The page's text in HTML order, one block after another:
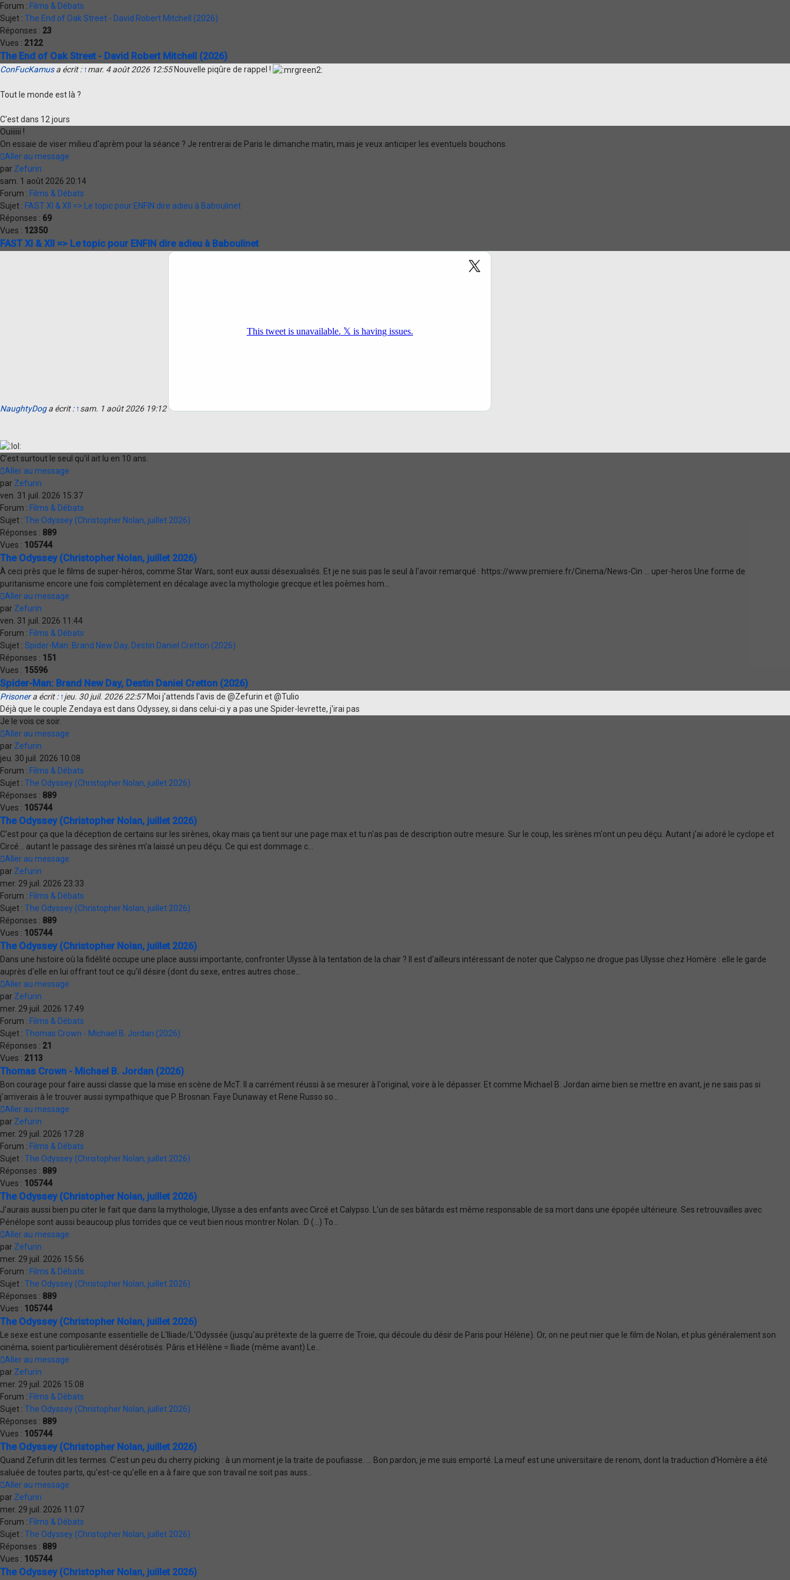
Forum : Films & Débats
Sujet : The End of Oak Street - David Robert Mitchell (2026)
Réponses : 23
Vues : 2122
The End of Oak Street - David Robert Mitchell (2026)
ConFucKamusa écrit : ↑mar. 4 août 2026 12:55Nouvelle piqûre de rappel !
Tout le monde est là ?
C'est dans 12 jours
Ouiiiiii !
On essaie de viser milieu d'aprèm pour la séance ? Je rentrerai de Paris le dimanche matin, mais je veux anticiper les eventuels bouchons.
Aller au message
par Zefurin
sam. 1 août 2026 20:14
Forum : Films & Débats
Sujet : FAST XI & XII => Le topic pour ENFIN dire adieu à Baboulinet
Réponses : 69
Vues : 12350
FAST XI & XII => Le topic pour ENFIN dire adieu à Baboulinet
NaughtyDoga écrit : ↑sam. 1 août 2026 19:12
C'est surtout le seul qu'il ait lu en 10 ans.
Aller au message
par Zefurin
ven. 31 juil. 2026 15:37
Forum : Films & Débats
Sujet : The Odyssey (Christopher Nolan, juillet 2026)
Réponses : 889
Vues : 105744
The Odyssey (Christopher Nolan, juillet 2026)
À ceci près que le films de super-héros, comme Star Wars, sont eux aussi désexualisés. Et je ne suis pas le seul à l'avoir remarqué : https://www.premiere.fr/Cinema/News-Cin ... uper-heros Une forme de
puritanisme encore une fois complètement en décalage avec la mythologie grecque et les poèmes hom...
Aller au message
par Zefurin
ven. 31 juil. 2026 11:44
Forum : Films & Débats
Sujet : Spider-Man: Brand New Day, Destin Daniel Cretton (2026)
Réponses : 151
Vues : 15596
Spider-Man: Brand New Day, Destin Daniel Cretton (2026)
Prisonera écrit : ↑jeu. 30 juil. 2026 22:57Moi j'attends l'avis de @Zefurin et @Tulio
Déjà que le couple Zendaya est dans Odyssey, si dans celui-ci y a pas une Spider-levrette, j'irai pas
Je le vois ce soir.
Aller au message
par Zefurin
jeu. 30 juil. 2026 10:08
Forum : Films & Débats
Sujet : The Odyssey (Christopher Nolan, juillet 2026)
Réponses : 889
Vues : 105744
The Odyssey (Christopher Nolan, juillet 2026)
C'est pour ça que la déception de certains sur les sirènes, okay mais ça tient sur une page max et tu n'as pas de description outre mesure. Sur le coup, les sirènes m'ont un peu déçu. Autant j'ai adoré le cyclope et
Circé... autant le passage des sirènes m'a laissé un peu déçu. Ce qui est dommage c...
Aller au message
par Zefurin
mer. 29 juil. 2026 23:33
Forum : Films & Débats
Sujet : The Odyssey (Christopher Nolan, juillet 2026)
Réponses : 889
Vues : 105744
The Odyssey (Christopher Nolan, juillet 2026)
Dans une histoire où la fidélité occupe une place aussi importante, confronter Ulysse à la tentation de la chair ? Il est d'ailleurs intéressant de noter que Calypso ne drogue pas Ulysse chez Homère : elle le garde
auprès d'elle en lui offrant tout ce qu'il désire (dont du sexe, entres autres chose...
Aller au message
par Zefurin
mer. 29 juil. 2026 17:49
Forum : Films & Débats
Sujet : Thomas Crown - Michael B. Jordan (2026)
Réponses : 21
Vues : 2113
Thomas Crown - Michael B. Jordan (2026)
Bon courage pour faire aussi classe que la mise en scène de McT. Il a carrément réussi à se mesurer à l'original, voire à le dépasser. Et comme Michael B. Jordan aime bien se mettre en avant, je ne sais pas si
j'arriverais à le trouver aussi sympathique que P. Brosnan. Faye Dunaway et Rene Russo so...
Aller au message
par Zefurin
mer. 29 juil. 2026 17:28
Forum : Films & Débats
Sujet : The Odyssey (Christopher Nolan, juillet 2026)
Réponses : 889
Vues : 105744
The Odyssey (Christopher Nolan, juillet 2026)
J'aurais aussi bien pu citer le fait que dans la mythologie, Ulysse a des enfants avec Circé et Calypso. L'un de ses bâtards est même responsable de sa mort dans une épopée ultérieure. Ses retrouvailles avec
Pénélope sont aussi beaucoup plus torrides que ce veut bien nous montrer Nolan. :D (...) To...
Aller au message
par Zefurin
mer. 29 juil. 2026 15:56
Forum : Films & Débats
Sujet : The Odyssey (Christopher Nolan, juillet 2026)
Réponses : 889
Vues : 105744
The Odyssey (Christopher Nolan, juillet 2026)
Le sexe est une composante essentielle de L'Iliade/L'Odyssée (jusqu'au prétexte de la guerre de Troie, qui découle du désir de Paris pour Hélène). Or, on ne peut nier que le film de Nolan, et plus généralement son
cinéma, soient particulièrement désérotisés. Pâris et Hélène = Iliade (même avant) Le...
Aller au message
par Zefurin
mer. 29 juil. 2026 15:08
Forum : Films & Débats
Sujet : The Odyssey (Christopher Nolan, juillet 2026)
Réponses : 889
Vues : 105744
The Odyssey (Christopher Nolan, juillet 2026)
Quand Zefurin dit les termes. C'est un peu du cherry picking : à un moment je la traite de poufiasse. ... Bon pardon, je me suis emporté. La meuf est une universitaire de renom, dont la traduction d'Homère a été
saluée de toutes parts, qu'est-ce qu'elle en a à faire que son travail ne soit pas auss...
Aller au message
par Zefurin
mer. 29 juil. 2026 11:07
Forum : Films & Débats
Sujet : The Odyssey (Christopher Nolan, juillet 2026)
Réponses : 889
Vues : 105744
The Odyssey (Christopher Nolan, juillet 2026)